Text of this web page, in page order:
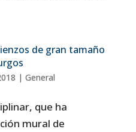
de gran tamaño
| General
que ha
mural de